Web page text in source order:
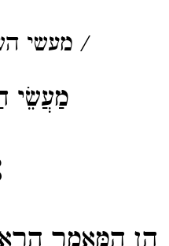
/ מעשי
מַעֲשֵׂי
הֵן הַמַּאֲמָר